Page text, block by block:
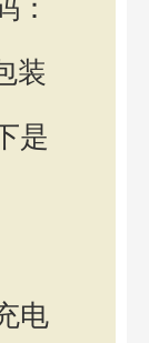
：
装
是
电